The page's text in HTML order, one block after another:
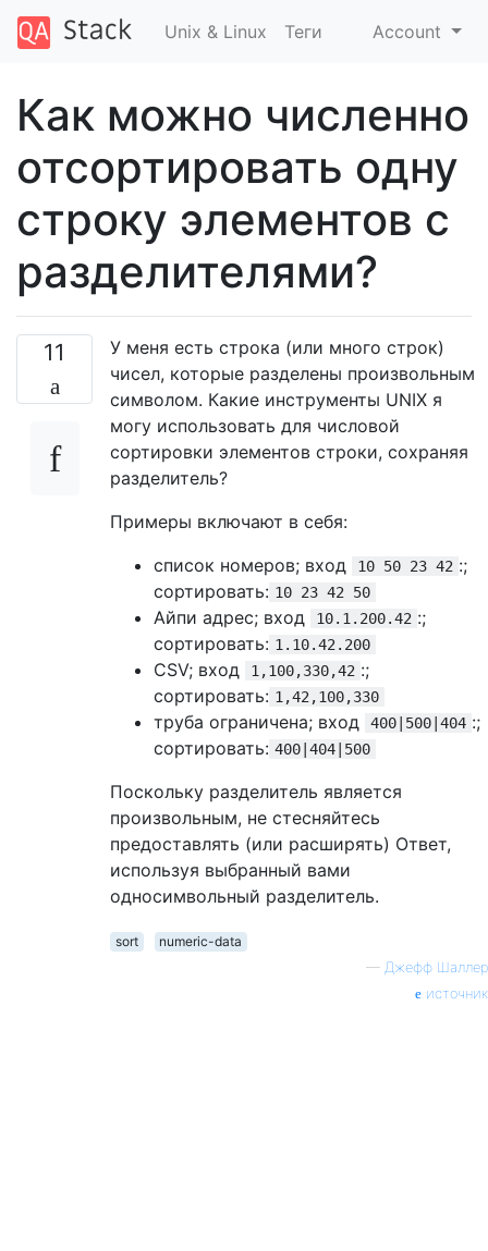
Unix & Linux Теги Account
Как можно численно
отсортировать одну
строку элементов с
разделителями?
11
У меня есть строка (или много строк)
чисел, которые разделены произвольным
символом. Какие инструменты UNIX я
могу использовать для числовой
сортировки элементов строки, сохраняя
разделитель?
Примеры включают в себя:
список номеров; вход
10 50 23 42 :;
сортировать: 10 23 42 50
Айпи адрес; вход 10.1.200.42 :;
сортировать: 1.10.42.200
CSV; вход 1,100,330,42 :;
сортировать: 1,42,100,330
труба ограничена; вход 400|500|404 :;
сортировать: 400|404|500
Поскольку разделитель является
произвольным, не стесняйтесь
предоставлять (или расширять) Ответ,
используя выбранный вами
односимвольный разделитель.
sort
numeric-data
— Джефф Шаллер
источник